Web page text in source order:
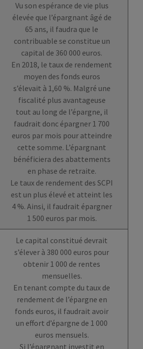
Vu son espérance de vie plus
élevée que l’épargnant âgé de
65 ans, il faudra que le
contribuable se constitue un
capital de 360 000 euros.
En 2018, le taux de rendement
moyen des fonds euros
s’élevait à 1,60 %. Malgré une
fiscalité plus avantageuse
tout au long de l’épargne, il
faudrait donc épargner 1 700
euros par mois pour atteindre
cette somme. L’épargnant
bénéficiera des abattements
en phase de retraite.
Le taux de rendement des SCPI
est un plus élevé et atteint les
4 %. Ainsi, il faudrait épargner
1 500 euros par mois.
Le capital constitué devrait
s’élever à 380 000 euros pour
obtenir 1 000 de rentes
mensuelles.
En tenant compte du taux de
rendement de l’épargne en
fonds euros, il faudrait avoir
un effort d’épargne de 1 000
euros mensuels.
Si l’épargnant investit en